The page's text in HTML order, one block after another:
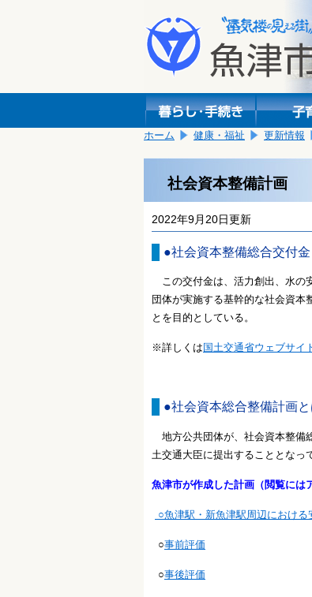
し
ホーム 健康・福祉 更新情報
社会資本整備計画
2022年9月20日更新
●社会資本整備総合交付
この交付金は、活力創出、水の
団体が実施する基幹的な社会資本
とを目的としている。
※詳しくは 国土交通省ウェブサイ
●社会資本総合整備計画と
地方公共団体が、社会資本整備
土交通大臣に提出することとなっ
魚津市が作成した計画（閲覧には
○魚津駅・新魚津駅周辺における
○事前評価
○事後評価